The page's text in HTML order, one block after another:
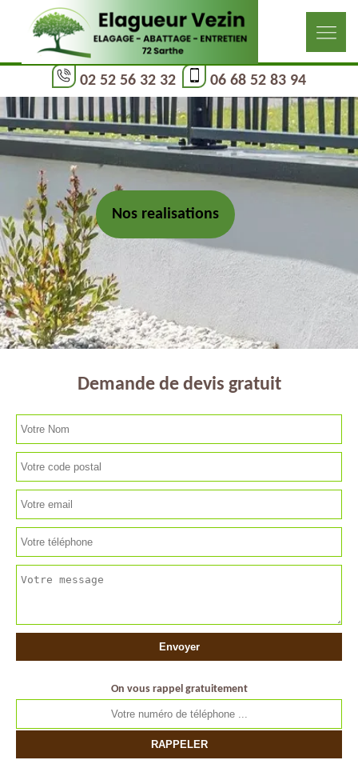
02 52 56 32 32 06 68 52 83 94
Nos realisations
Demande de devis gratuit
On vous rappel gratuitement